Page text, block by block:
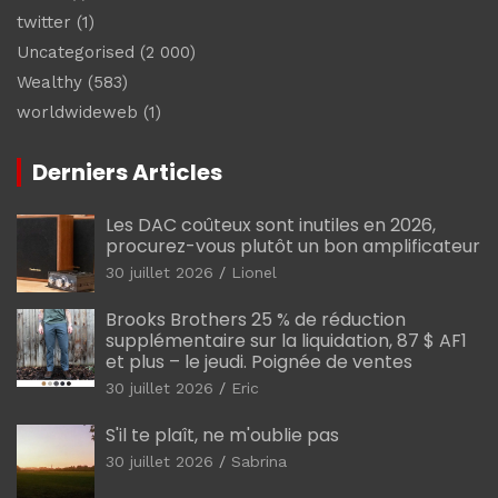
twitter (1)
Uncategorised (2 000)
Wealthy (583)
worldwideweb (1)
Derniers Articles
Les DAC coûteux sont inutiles en 2026,
procurez-vous plutôt un bon amplificateur
30 juillet 2026 Lionel
Brooks Brothers 25 % de réduction
supplémentaire sur la liquidation, 87 $ AF1
et plus – le jeudi. Poignée de ventes
30 juillet 2026 Eric
S'il te plaît, ne m'oublie pas
30 juillet 2026 Sabrina